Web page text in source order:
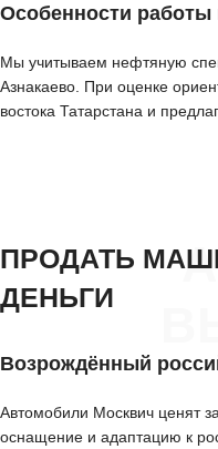
Особенности работы
Мы учитываем нефтяную
Азнакаево. При оценке
востока Татарстана и
ПРОДАТЬ
ДЕНЬГИ
Возрождённый
Автомобили Москвич ценят
оснащение и адаптацию к